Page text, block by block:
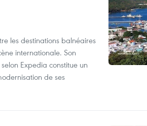
les destinations balnéaires
internationale. Son
Expedia constitue un
de ses